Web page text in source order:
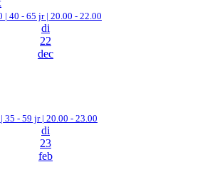
| 40 - 65 jr | 20.00 - 22.00
di
22
dec
35 - 59 jr | 20.00 - 23.00
di
23
feb